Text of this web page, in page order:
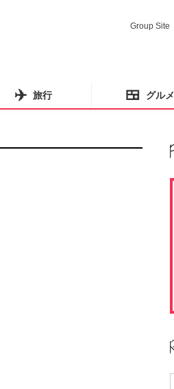
Group Site
✈️ 旅行 🍱 グルメ